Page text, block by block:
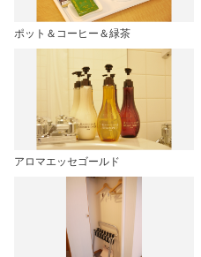
ポット＆コーヒー＆緑茶
アロマエッセゴールド